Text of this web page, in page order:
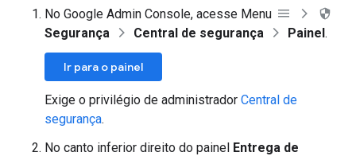
No Google Admin Console, acesse Menu
Segurança
Central de segurança Painel.
Ir para o painel
Exige o privilégio de administrador Central de
segurança.
No canto inferior direito do painel Entrega de